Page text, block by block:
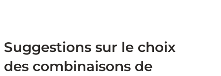
Suggestions sur le choix
des combinaisons de